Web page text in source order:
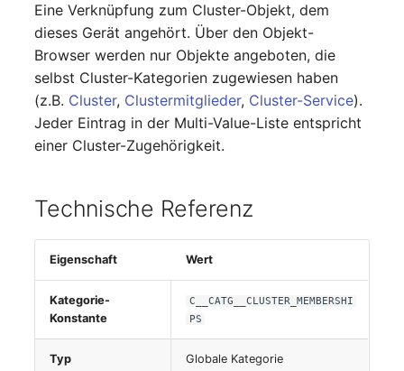
Organisation
Patchfeld
Personen
Personengruppen
Printbox
Rack-Segment
Controller
Eine Verknüpfung zum Cluster-Objekt, dem
dieses Gerät angehört. Über den Objekt-
Browser werden nur Objekte angeboten, die
selbst Cluster-Kategorien zugewiesen haben
(z.B. Cluster, Clustermitglieder, Cluster-Service).
Jeder Eintrag in der Multi-Value-Liste entspricht
einer Cluster-Zugehörigkeit.
Technische Referenz
Eigenschaft Wert
Kategorie-
Konstante
C__CATG__CLUSTER_MEMBERSHI
PS
Typ Globale Kategorie